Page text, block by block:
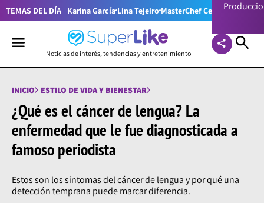
TEMAS DEL DÍA Karina García Lina Tejeiro MasterChef Celebrity
Noticias de interés, tendencias y entretenimiento
INICIO ESTILO DE VIDA Y BIENESTAR
¿Qué es el cáncer de lengua? La
enfermedad que le fue diagnosticada a
famoso periodista
Estos son los síntomas del cáncer de lengua y por qué una
detección temprana puede marcar diferencia.